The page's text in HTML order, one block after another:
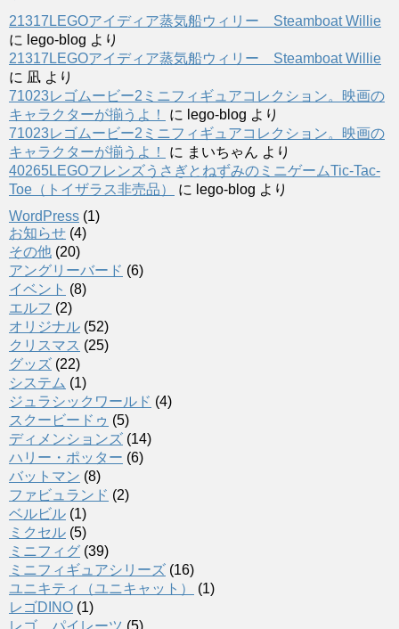
21317LEGOアイディア蒸気船ウィリー Steamboat Willie
に lego-blog より
21317LEGOアイディア蒸気船ウィリー Steamboat Willie
に 凪 より
71023レゴムービー2ミニフィギュアコレクション。映画の
キャラクターが揃うよ！
に lego-blog より
71023レゴムービー2ミニフィギュアコレクション。映画の
キャラクターが揃うよ！
に まいちゃん より
40265LEGOフレンズうさぎとねずみのミニゲームTic-Tac-
Toe（トイザラス非売品）
に lego-blog より
WordPress (1)
お知らせ (4)
その他 (20)
アングリーバード (6)
イベント (8)
エルフ (2)
オリジナル (52)
クリスマス (25)
グッズ (22)
システム (1)
ジュラシックワールド (4)
スクービードゥ (5)
ディメンションズ (14)
ハリー・ポッター (6)
バットマン (8)
ファビュランド (2)
ベルビル (1)
ミクセル (5)
ミニフィグ (39)
ミニフィギュアシリーズ (16)
ユニキティ（ユニキャット）
(1)
レゴDINO (1)
レゴ パイレーツ (5)